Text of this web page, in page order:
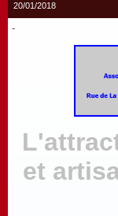
20/01/2018
-
et